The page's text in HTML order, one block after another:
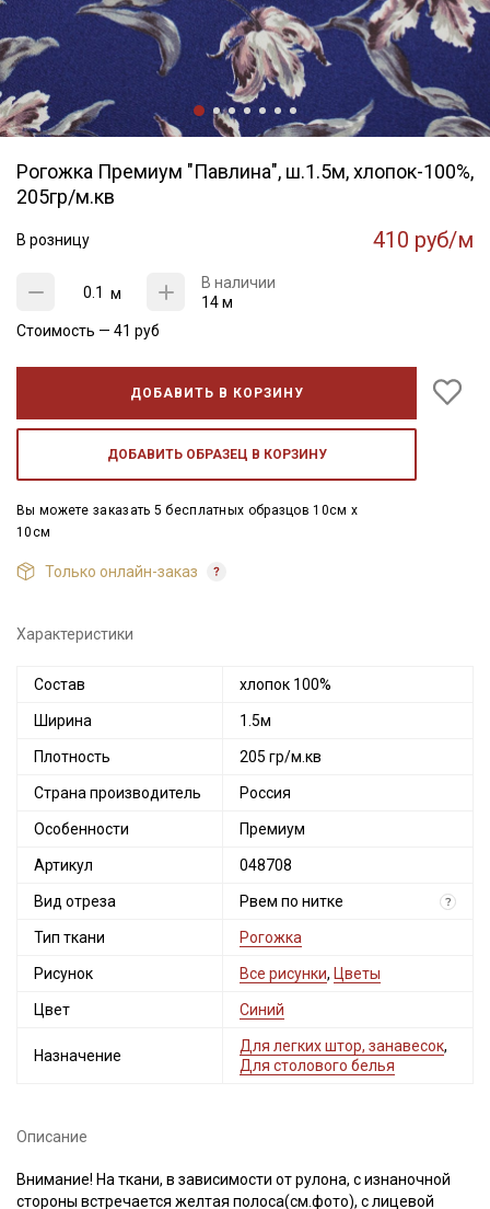
Рогожка Премиум "Павлина", ш.1.5м, хлопок-100%,
205гр/м.кв
В розницу 410 руб/м
м
В наличии
14 м
Стоимость — 41 руб
ДОБАВИТЬ В КОРЗИНУ
ДОБАВИТЬ ОБРАЗЕЦ В КОРЗИНУ
Вы можете заказать 5 бесплатных образцов 10см x
10см
Только онлайн-заказ
Характеристики
Состав хлопок 100%
Ширина 1.5м
Плотность 205 гр/м.кв
Страна производитель Россия
Особенности Премиум
Артикул 048708
Вид отреза Рвем по нитке ?
Тип ткани Рогожка
Рисунок Все рисунки, Цветы
Цвет Синий
Назначение
Для легких штор, занавесок,
Для столового белья
Описание
Внимание! На ткани, в зависимости от рулона, с изнаночной
стороны встречается желтая полоса(см.фото), с лицевой
Секретная рассылка от Купава